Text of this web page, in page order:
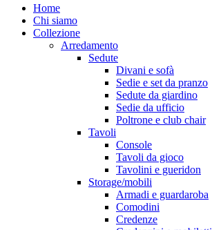
Close
Menu
Home
Chi siamo
Collezione
Arredamento
Sedute
Divani e sofà
Sedie e set da pranzo
Sedute da giardino
Sedie da ufficio
Poltrone e club chair
Tavoli
Console
Tavoli da gioco
Tavolini e gueridon
Storage/mobili
Armadi e guardaroba
Comodini
Credenze